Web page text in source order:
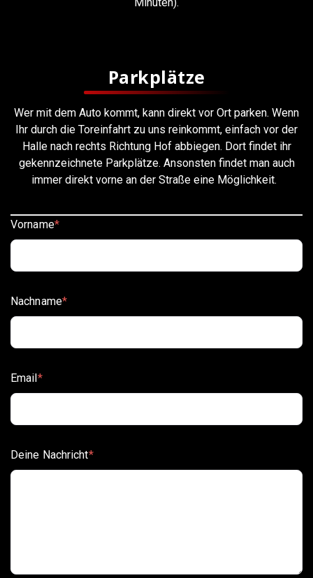
Parkplätze
Wer mit dem Auto kommt, kann direkt vor Ort parken. Wenn
Ihr durch die Toreinfahrt zu uns reinkommt, einfach vor der
Halle nach rechts Richtung Hof abbiegen. Dort findet ihr
gekennzeichnete Parkplätze. Ansonsten findet man auch
immer direkt vorne an der Straße eine Möglichkeit.
Vorname*
Nachname*
Email*
Deine Nachricht*